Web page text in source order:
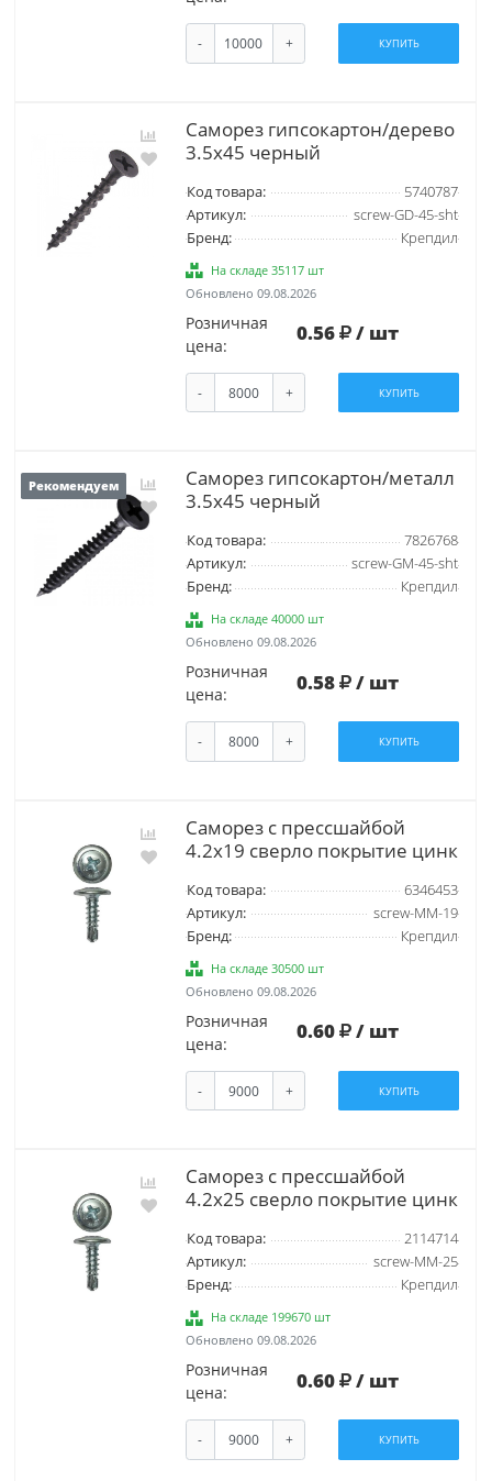
- + КУПИТЬ
Саморез гипсокартон/дерево
3.5х45 черный
Код товара:
5740787
Артикул:
screw-GD-45-sht
Бренд:
Крепдил
На складе 35117 шт
Обновлено 09.08.2026
Розничная
цена:
0.56 / шт
- + КУПИТЬ
Рекомендуем
Саморез гипсокартон/металл
3.5х45 черный
Код товара:
7826768
Артикул:
screw-GM-45-sht
Бренд:
Крепдил
На складе 40000 шт
Обновлено 09.08.2026
Розничная
цена:
0.58 / шт
- + КУПИТЬ
Саморез с прессшайбой
4.2х19 сверло покрытие цинк
Код товара:
6346453
Артикул:
screw-MM-19
Бренд:
Крепдил
На складе 30500 шт
Обновлено 09.08.2026
Розничная
цена:
0.60 / шт
- + КУПИТЬ
Саморез с прессшайбой
4.2х25 сверло покрытие цинк
Код товара:
2114714
Артикул:
screw-MM-25
Бренд:
Крепдил
На складе 199670 шт
Обновлено 09.08.2026
Розничная
цена:
0.60 / шт
- + КУПИТЬ